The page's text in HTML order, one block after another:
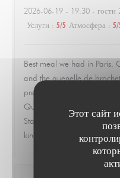
Этот сайт
2026-06-19 - 19:30 - гости
Услуги : 5/5 Атмосфера : 5/
Best meal we had in Paris.
and the quenelle de
precise, and full of flavor
Quiet, quaint room that
Staff was warm, attentive,
kind of place you